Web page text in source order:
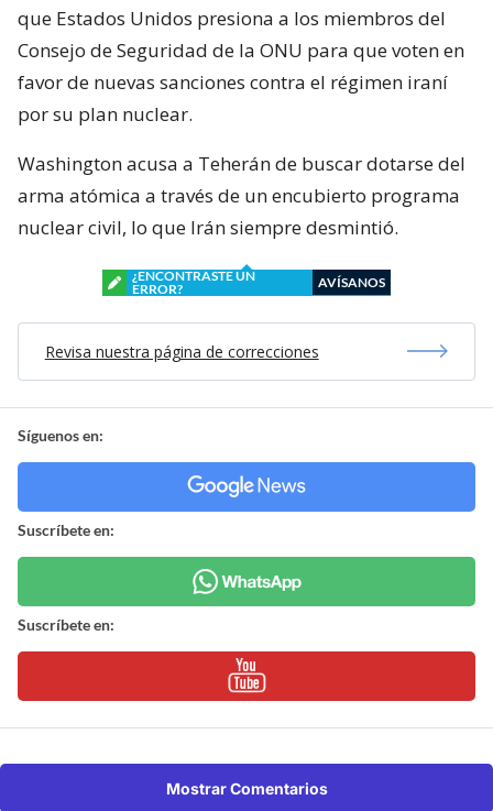
que Estados Unidos presiona a los miembros del
Consejo de Seguridad de la ONU para que voten en
favor de nuevas sanciones contra el régimen iraní
por su plan nuclear.
Washington acusa a Teherán de buscar dotarse del
arma atómica a través de un encubierto programa
nuclear civil, lo que Irán siempre desmintió.
¿ENCONTRASTE UN
ERROR?
AVÍSANOS
Revisa nuestra página de correcciones
Síguenos en:
Suscríbete en:
Suscríbete en:
Mostrar Comentarios